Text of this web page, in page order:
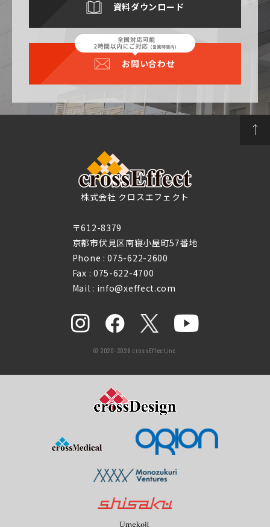
資料ダウンロード
お問い合わせ
株式会社 クロスエフェクト
〒612-8379
京都市伏見区南寝小屋町57番地
Phone :075-622-2600
Fax : 075-622-4700
Mail : info@xeffect.com
© 2020-2026 crossEffect,inc.